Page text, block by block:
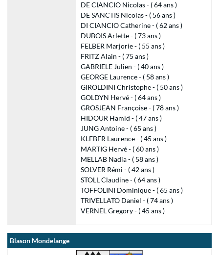
DE CIANCIO Nicolas - ( 64 ans )
DE SANCTIS Nicolas - ( 56 ans )
DI CIANCIO Catherine - ( 62 ans )
DUBOIS Arlette - ( 73 ans )
FELBER Marjorie - ( 55 ans )
FRITZ Alain - ( 75 ans )
GABRIELE Julien - ( 40 ans )
GEORGE Laurence - ( 58 ans )
GIROLDINI Christophe - ( 50 ans )
GOLDYN Hervé - ( 64 ans )
GROSJEAN Françoise - ( 78 ans )
HIDOUR Hamid - ( 47 ans )
JUNG Antoine - ( 65 ans )
KLEBER Laurence - ( 45 ans )
MARTIG Hervé - ( 60 ans )
MELLAB Nadia - ( 58 ans )
SOLVER Rémi - ( 42 ans )
STOLL Claudine - ( 64 ans )
TOFFOLINI Dominique - ( 65 ans )
TRIVELLATO Daniel - ( 74 ans )
VERNEL Gregory - ( 45 ans )
Blason Mondelange